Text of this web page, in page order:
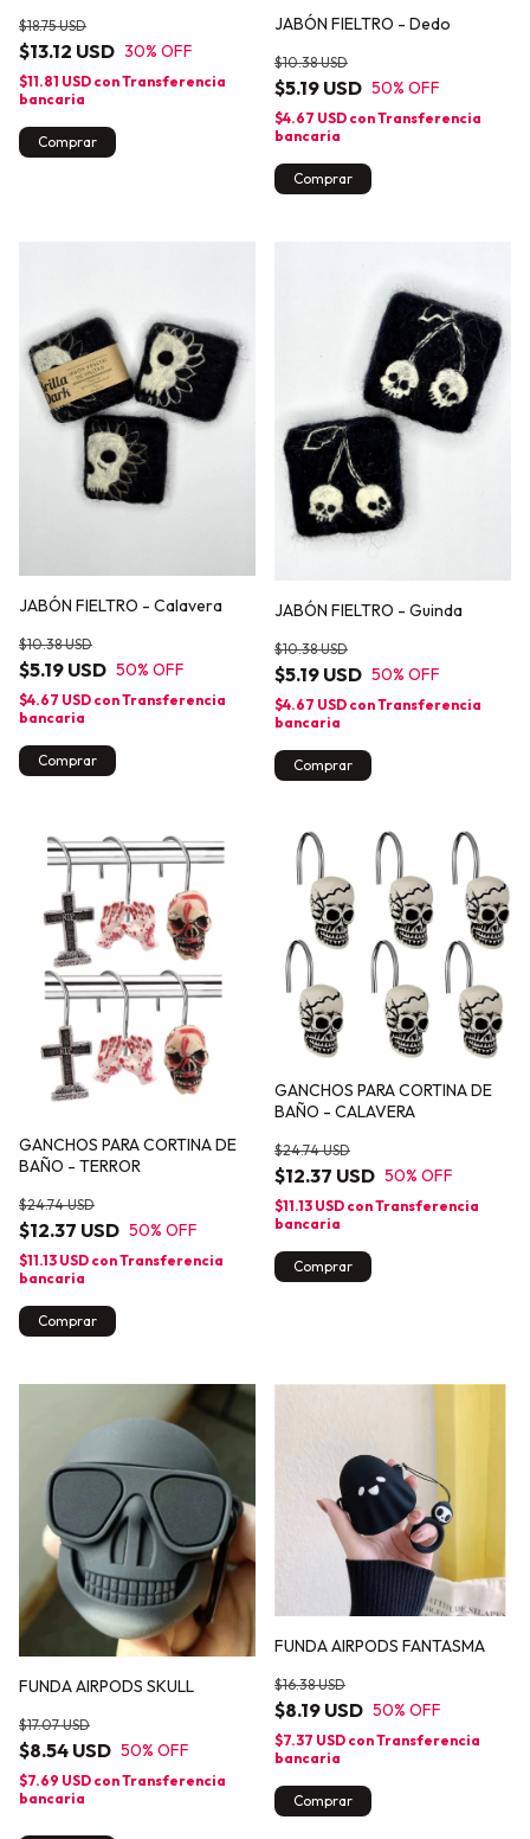
$13.12 USD
$18.75 USD
30% OFF
$11.81 USD conTransferencia
bancaria
JABÓN FIELTRO - Dedo
$5.19 USD
$10.38 USD
50% OFF
$4.67 USD conTransferencia
bancaria
Comprar
JABÓN FIELTRO - Calavera
$5.19 USD
$10.38 USD
50% OFF
$4.67 USD conTransferencia
bancaria
Comprar
JABÓN FIELTRO - Guinda
$5.19 USD
$10.38 USD
50% OFF
$4.67 USD conTransferencia
bancaria
Comprar
GANCHOS PARA CORTINA DE
BAÑO - TERROR
$12.37 USD
$24.74 USD
50% OFF
$11.13 USD conTransferencia
bancaria
Comprar
GANCHOS PARA CORTINA DE
BAÑO - CALAVERA
$12.37 USD
$24.74 USD
50% OFF
$11.13 USD conTransferencia
bancaria
Comprar
FUNDA AIRPODS SKULL
$8.54 USD
$17.07 USD
50% OFF
$7.69 USD conTransferencia
bancaria
FUNDA AIRPODS FANTASMA
$8.19 USD
$16.38 USD
50% OFF
$7.37 USD conTransferencia
bancaria
Comprar